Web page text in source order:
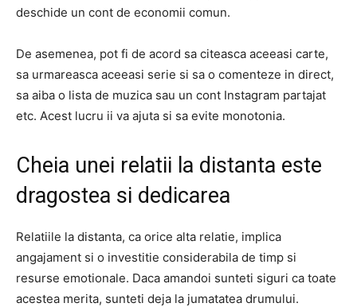
deschide un cont de economii comun.
De asemenea, pot fi de acord sa citeasca aceeasi carte,
sa urmareasca aceeasi serie si sa o comenteze in direct,
sa aiba o lista de muzica sau un cont Instagram partajat
etc. Acest lucru ii va ajuta si sa evite monotonia.
Cheia unei relatii la distanta este
dragostea si dedicarea
Relatiile la distanta, ca orice alta relatie, implica
angajament si o investitie considerabila de timp si
resurse emotionale. Daca amandoi sunteti siguri ca toate
acestea merita, sunteti deja la jumatatea drumului.